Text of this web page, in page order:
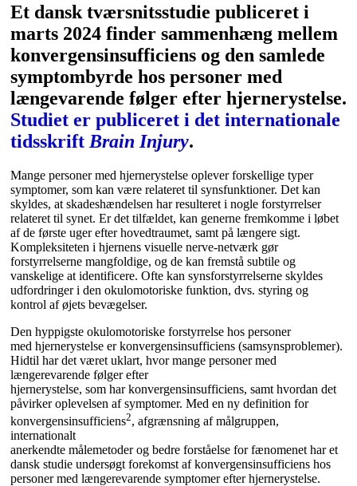
Et dansk tværsnitsstudie publiceret i
marts 2024 finder sammenhæng mellem
konvergensinsufficiens og den samlede
symptombyrde hos personer med
længevarende følger efter hjernerystelse.
Studiet er publiceret i det internationale
tidsskrift Brain Injury.
Mange personer med hjernerystelse oplever forskellige typer
symptomer, som kan være relateret til synsfunktioner. Det kan
skyldes, at skadeshændelsen har resulteret i nogle forstyrrelser
relateret til synet. Er det tilfældet, kan generne fremkomme i løbet
af de første uger efter hovedtraumet, samt på længere sigt.
Kompleksiteten i hjernens visuelle nerve-netværk gør
forstyrrelserne mangfoldige, og de kan fremstå subtile og
vanskelige at identificere. Ofte kan synsforstyrrelserne skyldes
udfordringer i den okulomotoriske funktion, dvs. styring og
kontrol af øjets bevægelser.
Den hyppigste okulomotoriske forstyrrelse hos personer
med hjernerystelse er konvergensinsufficiens (samsynsproblemer).
Hidtil har det været uklart, hvor mange personer med
længerevarende følger efter
hjernerystelse, som har konvergensinsufficiens, samt hvordan det
påvirker oplevelsen af symptomer. Med en ny definition for
konvergensinsufficiens2, afgrænsning af målgruppen,
internationalt
anerkendte målemetoder og bedre forståelse for fænomenet har et
dansk studie undersøgt forekomst af konvergensinsufficiens hos
personer med længerevarende symptomer efter hjernerystelse.